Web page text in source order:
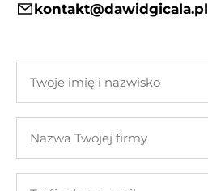
kontakt@dawidgicala.pl
nazwisko